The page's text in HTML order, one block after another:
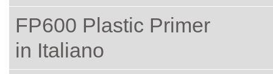
FP600 Plastic Primer
in Italiano